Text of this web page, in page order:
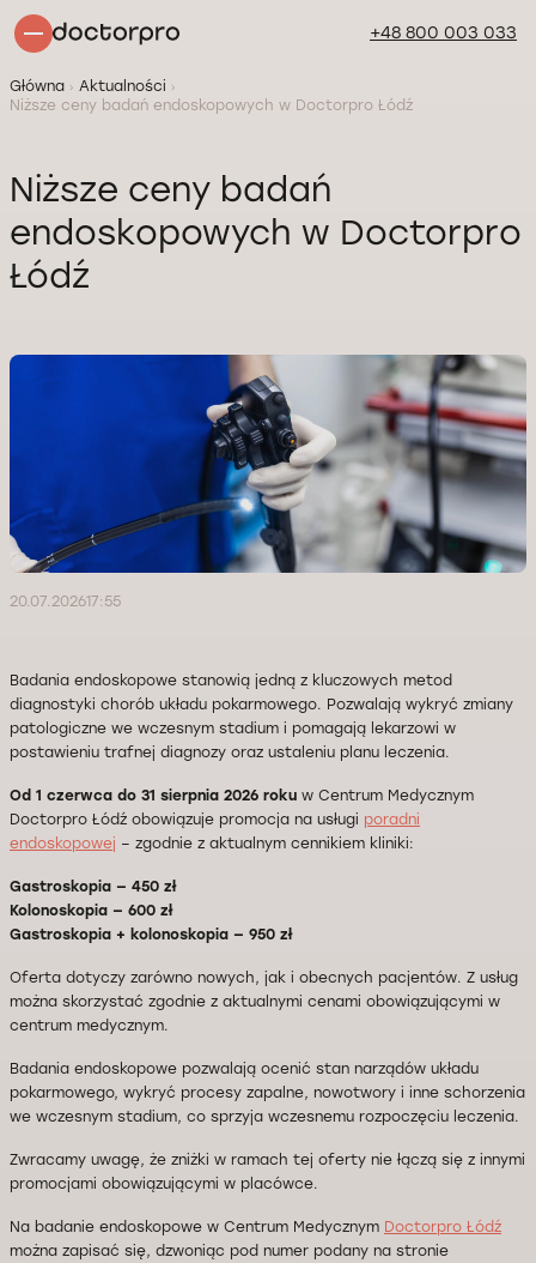
+48 800 003 033
Główna
Aktualności
Niższe ceny badań endoskopowych w Doctorpro Łódź
Niższe ceny badań
endoskopowych w Doctorpro
Łódź
20.07.202617:55
Badania endoskopowe stanowią jedną z kluczowych metod
diagnostyki chorób układu pokarmowego. Pozwalają wykryć zmiany
patologiczne we wczesnym stadium i pomagają lekarzowi w
postawieniu trafnej diagnozy oraz ustaleniu planu leczenia.
Od 1 czerwca do 31 sierpnia 2026 roku w Centrum Medycznym
Doctorpro Łódź obowiązuje promocja na usługi poradni
endoskopowej – zgodnie z aktualnym cennikiem kliniki:
Gastroskopia — 450 zł
Kolonoskopia — 600 zł
Gastroskopia + kolonoskopia — 950 zł
Oferta dotyczy zarówno nowych, jak i obecnych pacjentów. Z usług
można skorzystać zgodnie z aktualnymi cenami obowiązującymi w
centrum medycznym.
Badania endoskopowe pozwalają ocenić stan narządów układu
pokarmowego, wykryć procesy zapalne, nowotwory i inne schorzenia
we wczesnym stadium, co sprzyja wczesnemu rozpoczęciu leczenia.
Zwracamy uwagę, że zniżki w ramach tej oferty nie łączą się z innymi
promocjami obowiązującymi w placówce.
Na badanie endoskopowe w Centrum Medycznym Doctorpro Łódź
można zapisać się, dzwoniąc pod numer podany na stronie